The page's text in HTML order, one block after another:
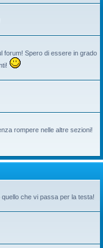
forum! Spero di essere in grado
rompere nelle altre sezioni!
che vi passa per la testa!